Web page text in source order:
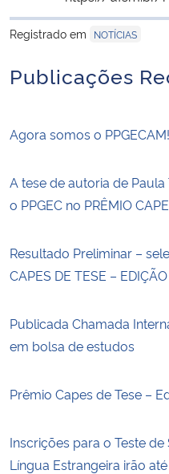
Planalto
Registrado em
NOTÍCIAS
Publicações
Agora somos o PPGECAM!
A tese de autoria de
o PPGEC no PRÊMIO
Resultado Preliminar –
CAPES DE TESE –
Publicada Chamada
em bolsa de estudos
Prêmio Capes de Tese –
Inscrições para o Teste
Língua Estrangeira irão